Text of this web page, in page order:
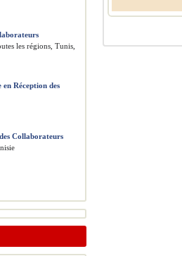
les régions, Tunis,
Réception des
Collaborateurs